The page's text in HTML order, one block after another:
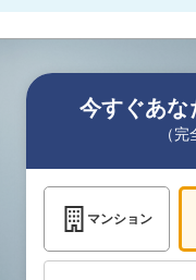
今すぐあな
（
マンション